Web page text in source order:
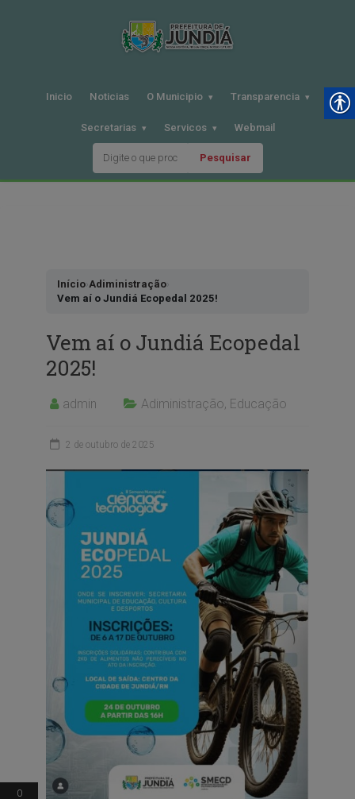
Inicio Noticias O Municipio Transparencia
Secretarias Servicos Webmail
Pesquisar
Início›Adiministração›
Vem aí o Jundiá Ecopedal 2025!
Vem aí o Jundiá Ecopedal
2025!
admin Adiministração, Educação
2 de outubro de 2025
0